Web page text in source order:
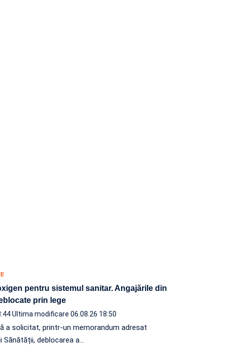
pentru sistemul sanitar. Angajările din
prin lege
Ultima modificare 06.08.26 18:50
a solicitat, printr-un memorandum adresat
Sănătății, deblocarea a…